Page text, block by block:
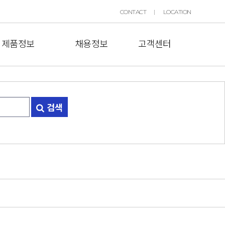
CONTACT LOCATION
제품정보 채용정보 고객센터
검색